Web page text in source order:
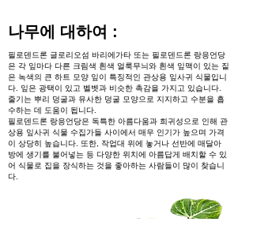
나무에 대하여 :
필로덴드론 글로리오섬 바리에가타 또는 필로덴드론 랑응언당
은 각 잎마다 다른 크림색 흰색 얼룩무늬와 흰색 잎맥이 있는 짙
은 녹색의 큰 하트 모양 잎이 특징적인 관상용 잎사귀 식물입니
다. 잎은 광택이 있고 벨벳과 비슷한 촉감을 가지고 있습니다.
줄기는 뿌리 덩굴과 유사한 덩굴 모양으로 지지하고 수분을 흡
수하는 데 도움이 됩니다.
필로덴드론 랑응언당은 독특한 아름다움과 희귀성으로 인해 관
상용 잎사귀 식물 수집가들 사이에서 매우 인기가 높으며 가격
이 상당히 높습니다. 또한, 작업대 위에 놓거나 선반에 매달아
방에 생기를 불어넣는 등 다양한 위치에 아름답게 배치할 수 있
어 식물로 집을 장식하는 것을 좋아하는 사람들이 많이 찾습니
다.